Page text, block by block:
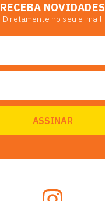
RECEBA NOVIDADES
Diretamente no seu e-mail